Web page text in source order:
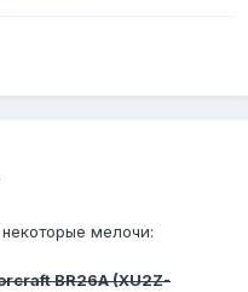
мелочи:
BR26A (XU2Z-